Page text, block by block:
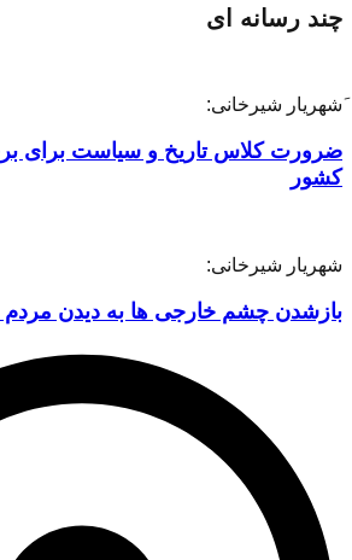
چند رسانه ای
َشهریار شیرخانی:
ضرورت کلاس تاریخ و سیاست برای
کشور
شهریار شیرخانی:
بازشدن چشم خارجی ها به دیدن مردم